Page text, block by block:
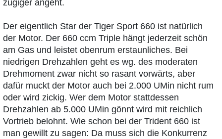
zügiger angeht.
Der eigentlich Star der Tiger Sport 660 ist natürlich
der Motor. Der 660 ccm Triple hängt jederzeit schön
am Gas und leistet obenrum erstaunliches. Bei
niedrigen Drehzahlen geht es wg. des moderaten
Drehmoment zwar nicht so rasant vorwärts, aber
dafür muckt der Motor auch bei 2.000 UMin nicht rum
oder wird zickig. Wer dem Motor stattdessen
Drehzahlen ab 5.000 UMin gönnt wird mit reichlich
Vortrieb belohnt. Wie schon bei der Trident 660 ist
man gewillt zu sagen: Da muss sich die Konkurrenz